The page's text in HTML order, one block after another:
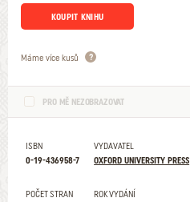
KOUPIT KNIHU
Máme více kusů
PRO MĚ NEZOBRAZOVAT
ISBN
0-19-436958-7
VYDAVATEL
OXFORD UNIVERSITY PRESS
POČET STRAN
ROK VYDÁNÍ